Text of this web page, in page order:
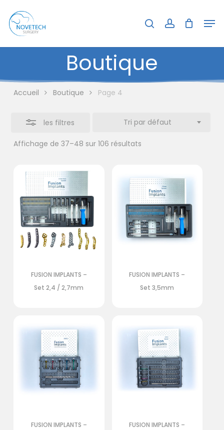
main
searchaccount
Panier Close
Cart
Boutique
Accueil Boutique Page 4
les filtres
Affichage de 37–48 sur 106 résultats
Tri par défaut
Close
FUSION IMPLANTS –
Set 2,4 / 2,7mm
FUSION IMPLANTS –
Set 3,5mm
FUSION IMPLANTS –
FUSION IMPLANTS –